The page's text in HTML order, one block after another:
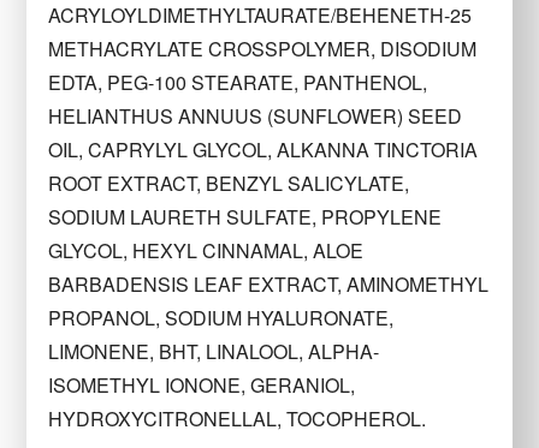
ACRYLOYLDIMETHYLTAURATE/BEHENETH-25
METHACRYLATE CROSSPOLYMER, DISODIUM
EDTA, PEG-100 STEARATE, PANTHENOL,
HELIANTHUS ANNUUS (SUNFLOWER) SEED
OIL, CAPRYLYL GLYCOL, ALKANNA TINCTORIA
ROOT EXTRACT, BENZYL SALICYLATE,
SODIUM LAURETH SULFATE, PROPYLENE
GLYCOL, HEXYL CINNAMAL, ALOE
BARBADENSIS LEAF EXTRACT, AMINOMETHYL
PROPANOL, SODIUM HYALURONATE,
LIMONENE, BHT, LINALOOL, ALPHA-
ISOMETHYL IONONE, GERANIOL,
HYDROXYCITRONELLAL, TOCOPHEROL.